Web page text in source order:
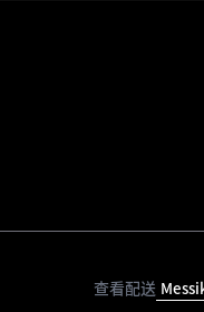
查看配送